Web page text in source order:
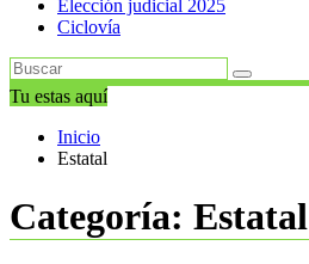
Elección judicial 2025
Ciclovía
Tu estas aquí
Inicio
Estatal
Categoría: Estatal